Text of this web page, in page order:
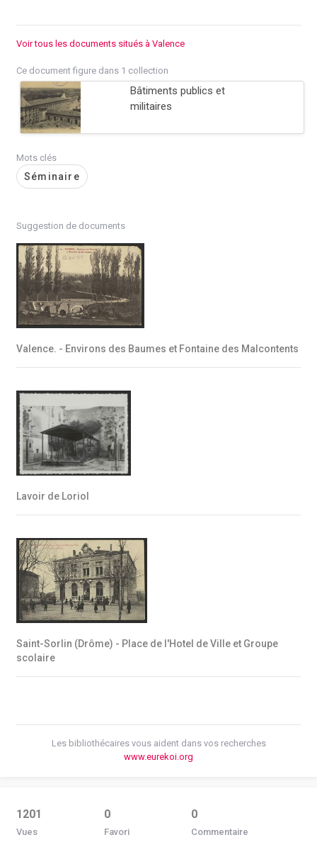
Voir tous les documents situés à Valence
Ce document figure dans 1 collection
Bâtiments publics et
militaires
Mots clés
Séminaire
Suggestion de documents
Valence. - Environs des Baumes et Fontaine des Malcontents
Lavoir de Loriol
Saint-Sorlin (Drôme) - Place de l'Hotel de Ville et Groupe
scolaire
Les bibliothécaires vous aident dans vos recherches
www.eurekoi.org
1201
Vues
0
Favori
0
Commentaire